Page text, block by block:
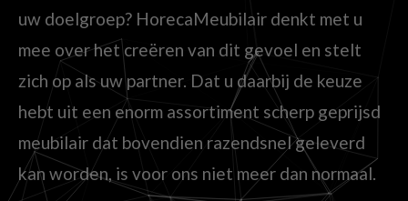
uw doelgroep? HorecaMeubilair denkt met u
mee over het creëren van dit gevoel en stelt
zich op als uw partner. Dat u daarbij de keuze
hebt uit een enorm assortiment scherp geprijsd
meubilair dat bovendien razendsnel geleverd
kan worden, is voor ons niet meer dan normaal.